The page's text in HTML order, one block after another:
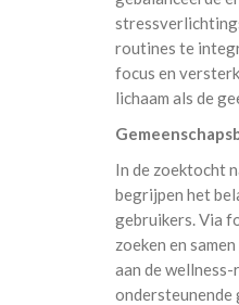
routines te
focus en
lichaam als de
In de zoektocht
begrijpen het
gebruikers. Via
zoeken en
aan de
ondersteunende